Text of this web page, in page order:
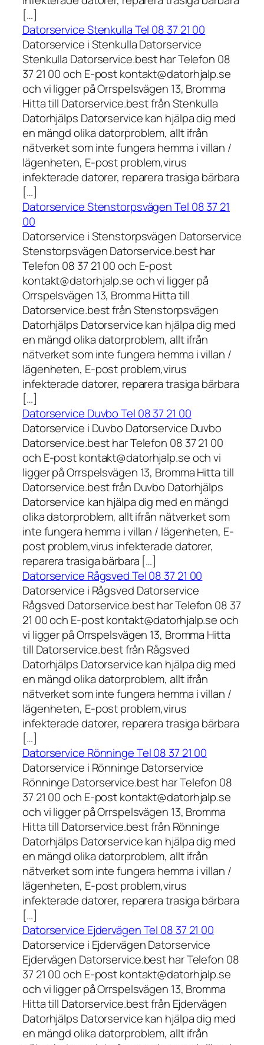
[…]
Datorservice Stenkulla Tel 08 37 21 00
Datorservice i Stenkulla Datorservice
Stenkulla Datorservice.best har Telefon 08
37 21 00 och E-post kontakt@datorhjalp.se
och vi ligger på Orrspelsvägen 13, Bromma
Hitta till Datorservice.best från Stenkulla
Datorhjälps Datorservice kan hjälpa dig med
en mängd olika datorproblem, allt ifrån
nätverket som inte fungera hemma i villan /
lägenheten, E-post problem,virus
infekterade datorer, reparera trasiga bärbara
[…]
Datorservice Stenstorpsvägen Tel 08 37 21
00
Datorservice i Stenstorpsvägen Datorservice
Stenstorpsvägen Datorservice.best har
Telefon 08 37 21 00 och E-post
kontakt@datorhjalp.se och vi ligger på
Orrspelsvägen 13, Bromma Hitta till
Datorservice.best från Stenstorpsvägen
Datorhjälps Datorservice kan hjälpa dig med
en mängd olika datorproblem, allt ifrån
nätverket som inte fungera hemma i villan /
lägenheten, E-post problem,virus
infekterade datorer, reparera trasiga bärbara
[…]
Datorservice Duvbo Tel 08 37 21 00
Datorservice i Duvbo Datorservice Duvbo
Datorservice.best har Telefon 08 37 21 00
och E-post kontakt@datorhjalp.se och vi
ligger på Orrspelsvägen 13, Bromma Hitta till
Datorservice.best från Duvbo Datorhjälps
Datorservice kan hjälpa dig med en mängd
olika datorproblem, allt ifrån nätverket som
inte fungera hemma i villan / lägenheten, E-
post problem,virus infekterade datorer,
reparera trasiga bärbara […]
Datorservice Rågsved Tel 08 37 21 00
Datorservice i Rågsved Datorservice
Rågsved Datorservice.best har Telefon 08 37
21 00 och E-post kontakt@datorhjalp.se och
vi ligger på Orrspelsvägen 13, Bromma Hitta
till Datorservice.best från Rågsved
Datorhjälps Datorservice kan hjälpa dig med
en mängd olika datorproblem, allt ifrån
nätverket som inte fungera hemma i villan /
lägenheten, E-post problem,virus
infekterade datorer, reparera trasiga bärbara
[…]
Datorservice Rönninge Tel 08 37 21 00
Datorservice i Rönninge Datorservice
Rönninge Datorservice.best har Telefon 08
37 21 00 och E-post kontakt@datorhjalp.se
och vi ligger på Orrspelsvägen 13, Bromma
Hitta till Datorservice.best från Rönninge
Datorhjälps Datorservice kan hjälpa dig med
en mängd olika datorproblem, allt ifrån
nätverket som inte fungera hemma i villan /
lägenheten, E-post problem,virus
infekterade datorer, reparera trasiga bärbara
[…]
Datorservice Ejdervägen Tel 08 37 21 00
Datorservice i Ejdervägen Datorservice
Ejdervägen Datorservice.best har Telefon 08
37 21 00 och E-post kontakt@datorhjalp.se
och vi ligger på Orrspelsvägen 13, Bromma
Hitta till Datorservice.best från Ejdervägen
Datorhjälps Datorservice kan hjälpa dig med
en mängd olika datorproblem, allt ifrån